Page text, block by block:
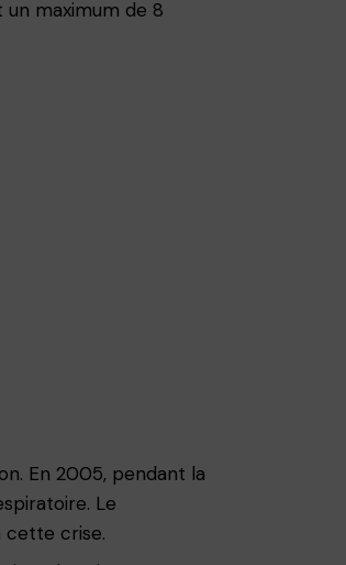
maximum de 8
En 2005, pendant la
Le
cette crise.